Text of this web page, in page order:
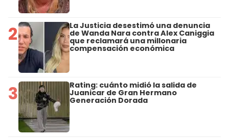
2 La Justicia desestimó una denuncia
de Wanda Nara contra Alex Caniggia
que reclamará una millonaria
compensación económica
3 Rating: cuánto midió la salida de
Juanicar de Gran Hermano
Generación Dorada